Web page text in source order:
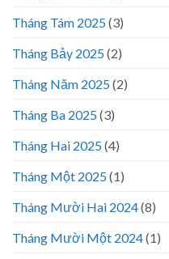
Tháng Tám 2025(3)
Tháng Bảy 2025(2)
Tháng Năm 2025(2)
Tháng Ba 2025(3)
Tháng Hai 2025(4)
Tháng Một 2025(1)
Tháng Mười Hai 2024(8)
Tháng Mười Một 2024(1)